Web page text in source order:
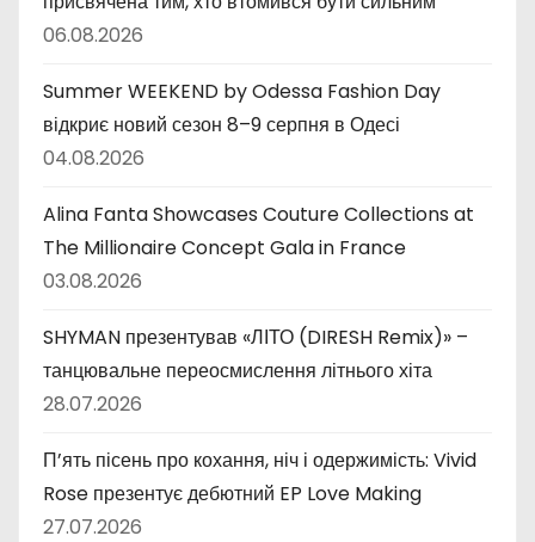
06.08.2026
Summer WEEKEND by Odessa Fashion Day
відкриє новий сезон 8–9 серпня в Одесі
04.08.2026
Alina Fanta Showcases Couture Collections at
The Millionaire Concept Gala in France
03.08.2026
SHYMAN презентував «ЛІТО (DIRESH Remix)» –
танцювальне переосмислення літнього хіта
28.07.2026
П’ять пісень про кохання, ніч і одержимість: Vivid
Rose презентує дебютний EP Love Making
27.07.2026